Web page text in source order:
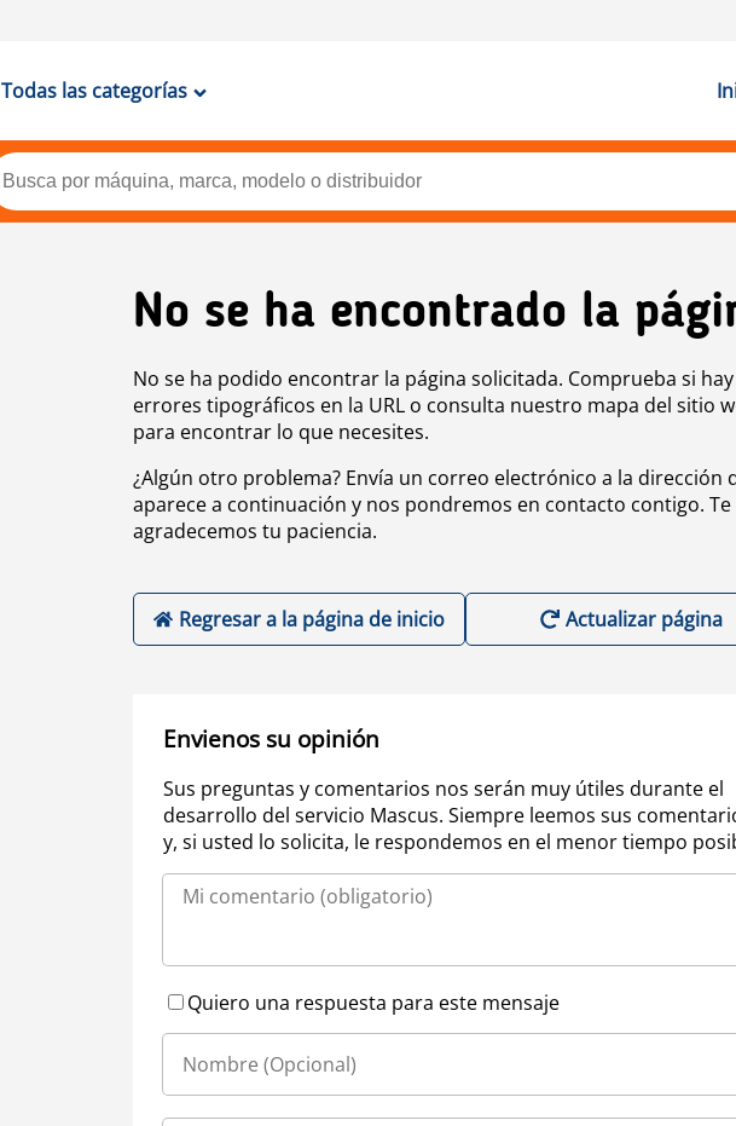
Todas las categorías
No se ha encontrado la
No se ha podido encontrar la página solicitada. Comprueba si hay
errores tipográficos en la URL o consulta nuestro mapa del sitio
para encontrar lo que necesites.
¿Algún otro problema? Envía un correo electrónico a la dirección
aparece a continuación y nos pondremos en contacto contigo. Te
agradecemos tu paciencia.
Regresar a la página de inicio Actualizar página
Envienos su opinión
Sus preguntas y comentarios nos serán muy útiles durante el
desarrollo del servicio Mascus. Siempre leemos sus
y, si usted lo solicita, le respondemos en el menor tiempo
Quiero una respuesta para este mensaje